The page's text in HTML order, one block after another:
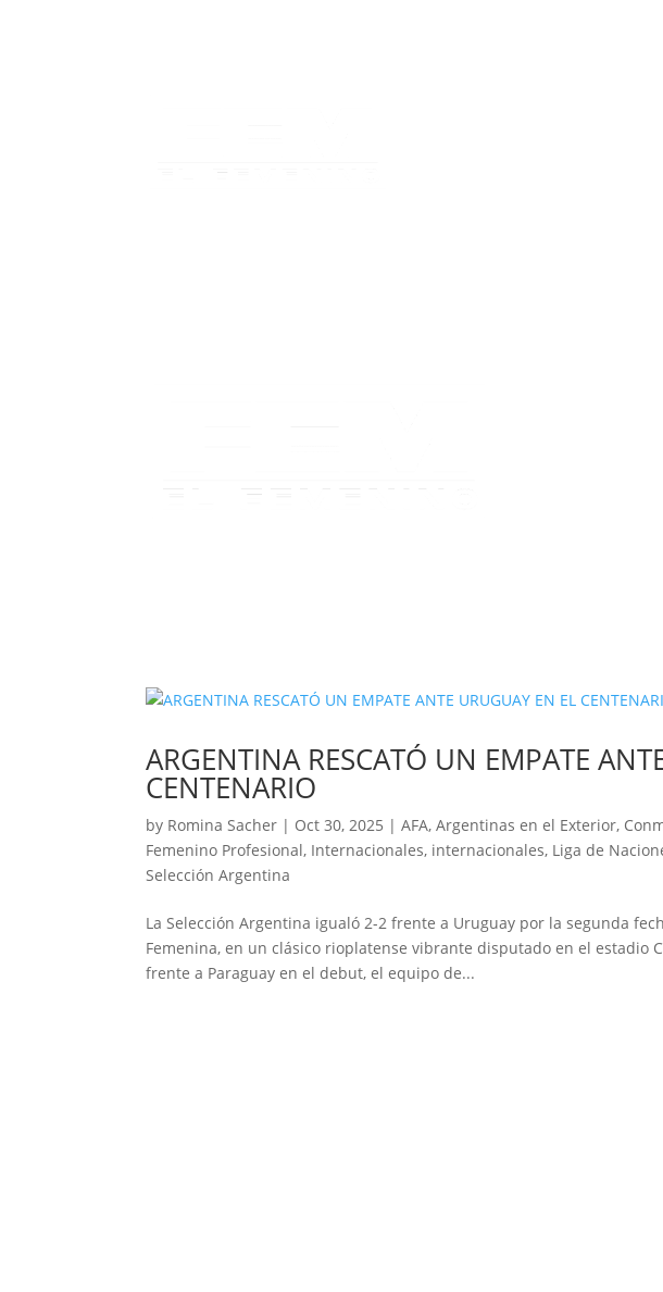
ARGENTINA RESCATÓ UN EMPATE
CENTENARIO
by Romina Sacher | Oct 30, 2025 |AFA,Argentinas en el Exterior,
Femenino Profesional, Internacionales, internacionales, Liga de
Selección Argentina
La Selección Argentina igualó 2-2 frente a Uruguay por la segunda
Femenina, en un clásico rioplatense vibrante disputado en el estadio
frente a Paraguay en el debut, el equipo de...